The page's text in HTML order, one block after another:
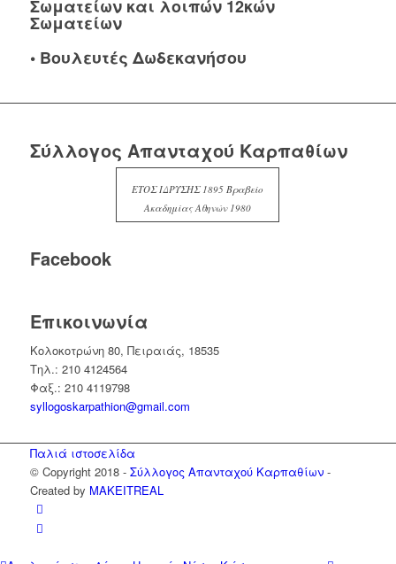
Σωματείων και λοιπών 12κών
Σωματείων
• Βουλευτές Δωδεκανήσου
Σύλλογος Απανταχού Καρπαθίων
ΕΤΟΣ ΙΔΡΥΣΗΣ 1895 Βραβείο
Ακαδημίας Αθηνών 1980
Facebook
Επικοινωνία
Κολοκοτρώνη 80, Πειραιάς, 18535
Τηλ.: 210 4124564
Φαξ.: 210 4119798
syllogoskarpathion@gmail.com
Παλιά ιστοσελίδα
© Copyright 2018 - Σύλλογος Απανταχού Καρπαθίων-
Created by MAKEITREAL